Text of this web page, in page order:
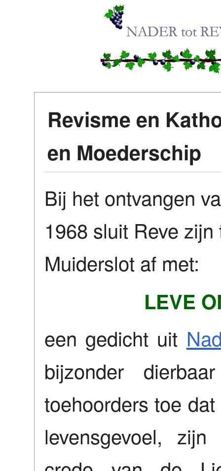
Revisme en
en Moederschip
Bij het ontvangen
1968 sluit Reve
Muiderslot af met:
LEVE
een gedicht uit
bijzonder
toehoorders toe
levensgevoel,